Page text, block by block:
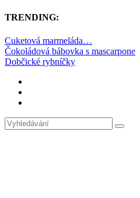
TRENDING:
Cuketová marmeláda…
Čokoládová bábovka s mascarpone
Dobčické rybníčky